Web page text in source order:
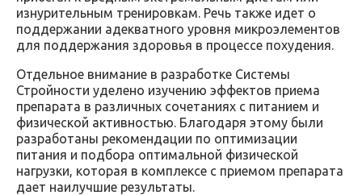
изнурительным тренировкам. Речь также идет о
поддержании адекватного уровня микроэлементов
для поддержания здоровья в процессе похудения.
Отдельное внимание в разработке Системы
Стройности уделено изучению эффектов приема
препарата в различных сочетаниях с питанием и
физической активностью. Благодаря этому были
разработаны рекомендации по оптимизации
питания и подбора оптимальной физической
нагрузки, которая в комплексе с приемом препарата
дает наилучшие результаты.